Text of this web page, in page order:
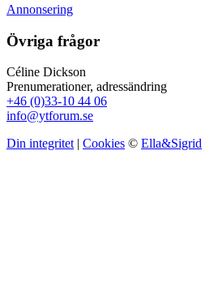
Annonsering
Övriga frågor
Céline Dickson
Prenumerationer, adressändring
+46 (0)33-10 44 06
info@ytforum.se
Din integritet | Cookies © Ella&Sigrid